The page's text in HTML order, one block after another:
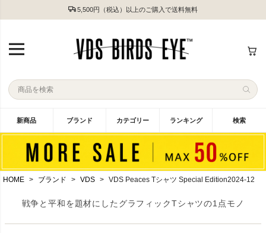
5,500円（税込）以上のご購入で送料無料
新商品 ブランド カテゴリー ランキング 検索
HOME ブランド VDS VDS Peaces Tシャツ Special Edition2024-12
戦争と平和を題材にしたグラフィックTシャツの1点モノ